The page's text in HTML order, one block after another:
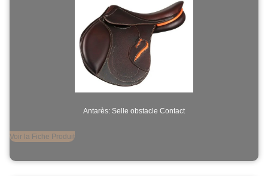
Antarès: Selle obstacle Contact
Voir la Fiche Produit